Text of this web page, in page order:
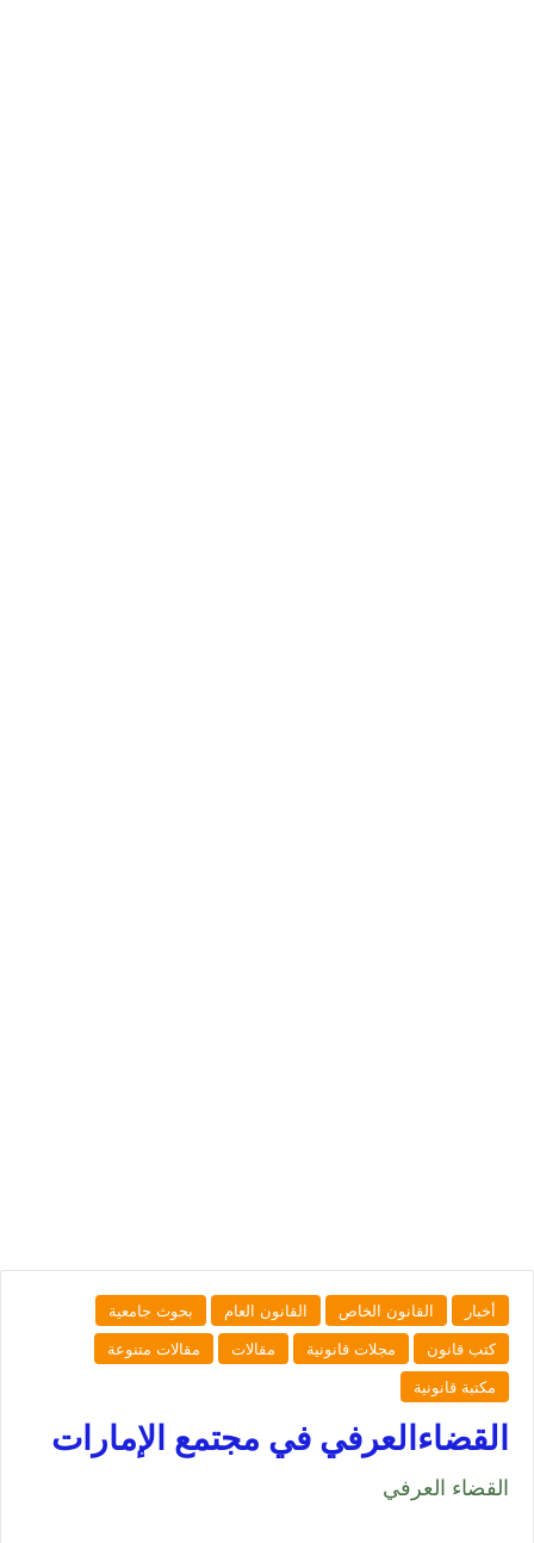
أخبار القانون الخاص القانون العام
بحوث جامعية
كتب قانون
مجلات قانونية مقالات
مقالات متنوعة
مكتبة قانونية
القضاءالعرفي في مجتمع الإمارات
القضاء العرفي